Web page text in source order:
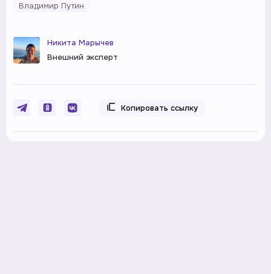
Владимир Путин
Никита Марычев
Внешний эксперт
Копировать ссылку